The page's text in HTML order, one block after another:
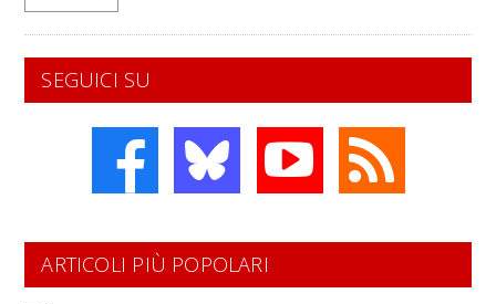
SEGUICI SU
ARTICOLI PIÙ POPOLARI